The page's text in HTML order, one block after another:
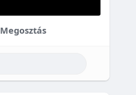
Megosztás